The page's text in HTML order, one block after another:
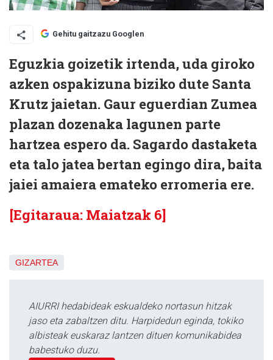
Gehitu gaitzazu Googlen
Eguzkia goizetik irtenda, uda giroko
azken ospakizuna biziko dute Santa
Krutz jaietan. Gaur eguerdian Zumea
plazan dozenaka lagunen parte
hartzea espero da. Sagardo dastaketa
eta talo jatea bertan egingo dira, baita
jaiei amaiera emateko erromeria ere.
[Egitaraua: Maiatzak 6]
GIZARTEA
AIURRI hedabideak eskualdeko nortasun hitzak
jaso eta zabaltzen ditu. Harpidedun eginda, tokiko
albisteak euskaraz lantzen dituen komunikabidea
babestuko duzu.